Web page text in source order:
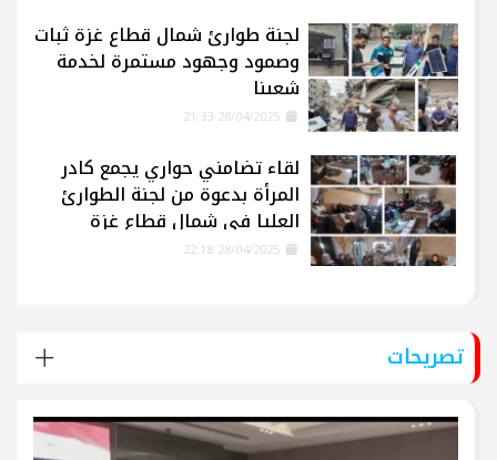
لجنة طوارئ شمال قطاع غزة ثبات
وصمود وجهود مستمرة لخدمة
شعبنا
لقاء تضامني حواري يجمع كادر
المرأة بدعوة من لجنة الطوارئ
العليا في شمال قطاع غزة
تصريحات